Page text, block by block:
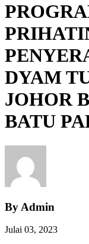
DYAM
JOHOR
BATU
By Admin
Julai 03, 2023